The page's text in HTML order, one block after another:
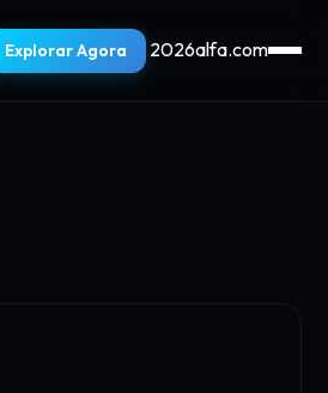
Explorar Agora 2026alfa.com